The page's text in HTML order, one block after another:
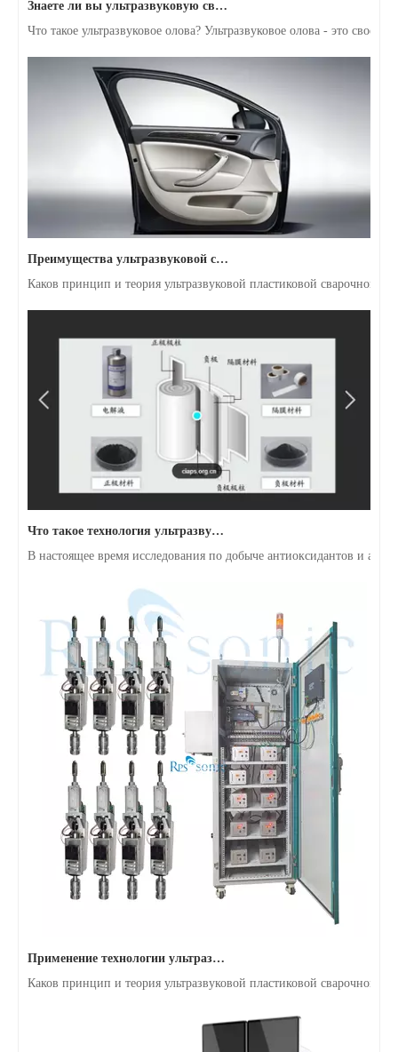
Что такое ультразвуковое олова? Ультразвуковое олова - это
Преимущества ультразвуковой сварки дверных панелей автомобиля
Каков принцип и теория ультразвуковой пластиковой сварочной
Что такое технология ультразвуковой дегазации суспензии батареи?
В настоящее время исследования по добыче антиоксидантов и
Каков принцип и теория ультразвуковой пластиковой сварочной